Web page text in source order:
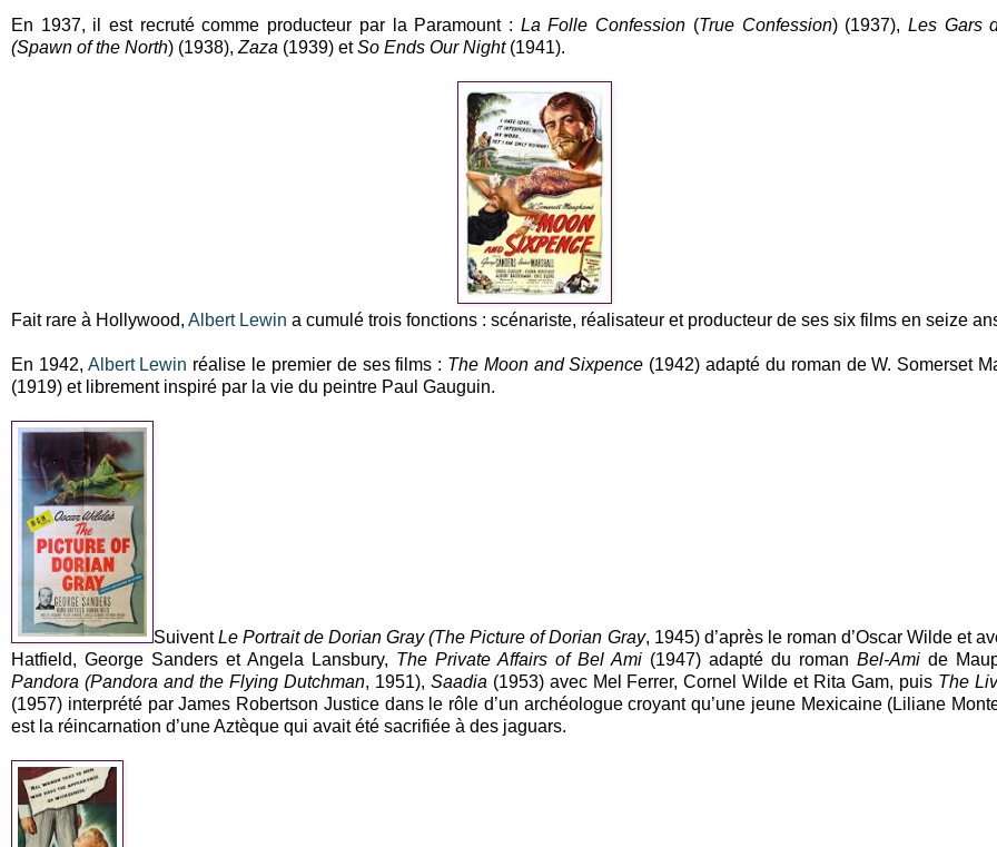
En 1937, il est recruté comme producteur par la Paramount : La Folle Confession (True Confession) (1937), Les Gars
(Spawn of the North) (1938), Zaza (1939) etSo Ends Our Night(1941).
Fait rare à Hollywood, Albert Lewin a cumulé trois fonctions : scénariste, réalisateur et producteur de ses six films en seize
En 1942, Albert Lewin réalise le premier de ses films : The Moon and Sixpence (1942) adapté du roman de W. Somerset
(1919) et librement inspiré par la vie du peintre Paul Gauguin.
SuiventLe Portrait de Dorian Gray (The Picture of Dorian Gray, 1945) d’après le roman d’Oscar Wilde et
Hatfield, George Sanders et Angela Lansbury, The Private Affairs of Bel Ami (1947) adapté du roman Bel-Ami de
Pandora (Pandora and the Flying Dutchman, 1951), Saadia (1953) avec Mel Ferrer, Cornel Wilde et Rita Gam, puis The
(1957) interprété par James Robertson Justice dans le rôle d’un archéologue croyant qu’une jeune Mexicaine (Liliane
est la réincarnation d’une Aztèque qui avait été sacrifiée à des jaguars.